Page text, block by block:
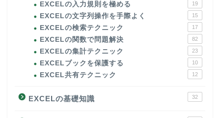
EXCELの入力規則を極める 19
EXCELの文字列操作を手際よく 15
EXCELの検索テクニック 17
EXCELの関数で問題解決 82
EXCELの集計テクニック 23
EXCELブックを保護する 10
EXCEL共有テクニック 12
EXCELの基礎知識 32